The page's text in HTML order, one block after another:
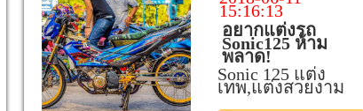
15:16:13
อยากแต่งรถ
Sonic125 ห้าม
พลาด!
Sonic 125 แต่ง
เทพ,แต่งสวยงาม